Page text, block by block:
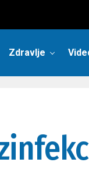
Zdravlje